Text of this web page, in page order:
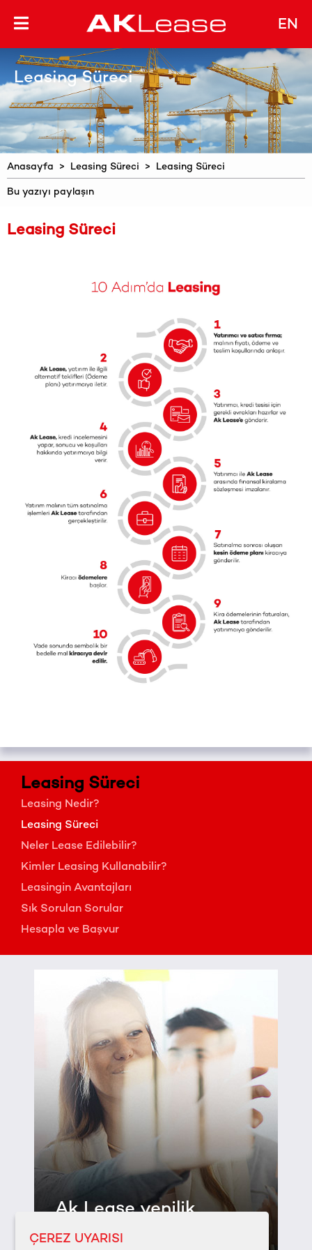
EN
Leasing Süreci
Anasayfa > Leasing Süreci > Leasing Süreci
Bu yazıyı paylaşın
Leasing Süreci
Leasing Süreci
Leasing Nedir?
Leasing Süreci
Neler Lease Edilebilir?
Kimler Leasing Kullanabilir?
Leasingin Avantajları
Sık Sorulan Sorular
Hesapla ve Başvur
Ak Lease yenilik
katar...
ÇEREZ UYARISI